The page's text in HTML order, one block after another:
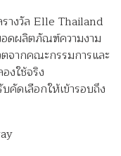
างวัล Elle Thailand
ดผลิตภัณฑ์ความงาม
จากคณะกรรมการและ
งใช้จริง
ดเลือกให้เข้ารอบถึง